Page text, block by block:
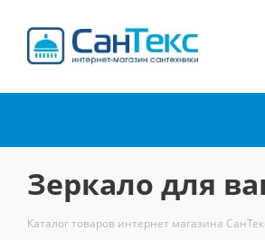
Зеркало для
Каталог товаров интернет магазина